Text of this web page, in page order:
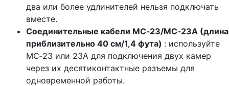
два или более удлинителей нельзя подключать
вместе.
Соединительные кабели MC‑23/MC‑23A (длина
приблизительно 40 см/1,4 фута) : используйте
MC‑23 или 23A для подключения двух камер
через их десятиконтактные разъемы для
одновременной работы.